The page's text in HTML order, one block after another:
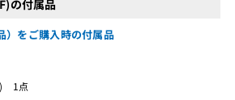
の付属品
をご購入時の付属品
) 1点